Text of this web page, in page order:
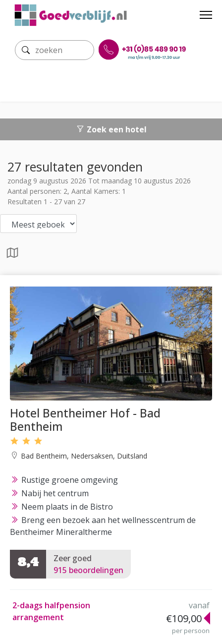
Zoek een hotel
27 resultaten gevonden
zondag 9 augustus 2026 Tot maandag 10 augustus 2026
Aantal personen: 2, Aantal Kamers: 1
Resultaten 1 - 27 van 27
Hotel Bentheimer Hof - Bad
Bentheim
Bad Bentheim, Nedersaksen, Duitsland
Rustige groene omgeving
Nabij het centrum
Neem plaats in de Bistro
Breng een bezoek aan het wellnesscentrum de
Bentheimer Mineraltherme
8,4
Zeer goed
915 beoordelingen
2-daags halfpension
arrangement
vanaf
€109,00
per persoon